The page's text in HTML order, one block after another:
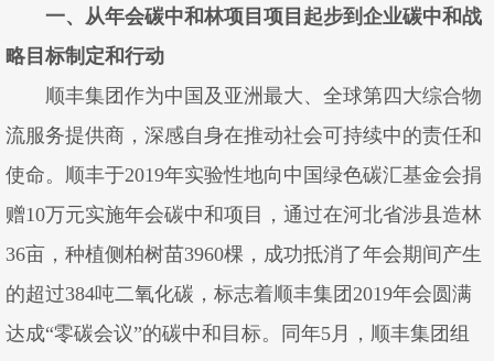
一、从年会碳中和林项目项目起步到企业碳中和战
略目标制定和行动
顺丰集团作为中国及亚洲最大、全球第四大综合物
流服务提供商，深感自身在推动社会可持续中的责任和
使命。顺丰于2019年实验性地向中国绿色碳汇基金会捐
赠10万元实施年会碳中和项目，通过在河北省涉县造林
36亩，种植侧柏树苗3960棵，成功抵消了年会期间产生
的超过384吨二氧化碳，标志着顺丰集团2019年会圆满
达成“零碳会议”的碳中和目标。同年5月，顺丰集团组